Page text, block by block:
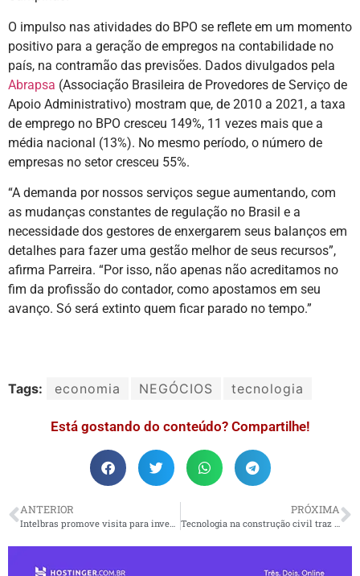
O impulso nas atividades do BPO se reflete em um momento
positivo para a geração de empregos na contabilidade no
país, na contramão das previsões. Dados divulgados pela
Abrapsa (Associação Brasileira de Provedores de Serviço de
Apoio Administrativo) mostram que, de 2010 a 2021, a taxa
de emprego no BPO cresceu 149%, 11 vezes mais que a
média nacional (13%). No mesmo período, o número de
empresas no setor cresceu 55%.
“A demanda por nossos serviços segue aumentando, com
as mudanças constantes de regulação no Brasil e a
necessidade dos gestores de enxergarem seus balanços em
detalhes para fazer uma gestão melhor de seus recursos”,
afirma Parreira. “Por isso, não apenas não acreditamos no
fim da profissão do contador, como apostamos em seu
avanço. Só será extinto quem ficar parado no tempo.”
Tags: economia NEGÓCIOS tecnologia
Está gostando do conteúdo? Compartilhe!
ANTERIOR PRÓXIMA